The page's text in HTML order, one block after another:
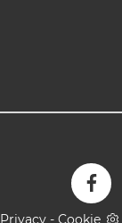
Privacy - Cookie